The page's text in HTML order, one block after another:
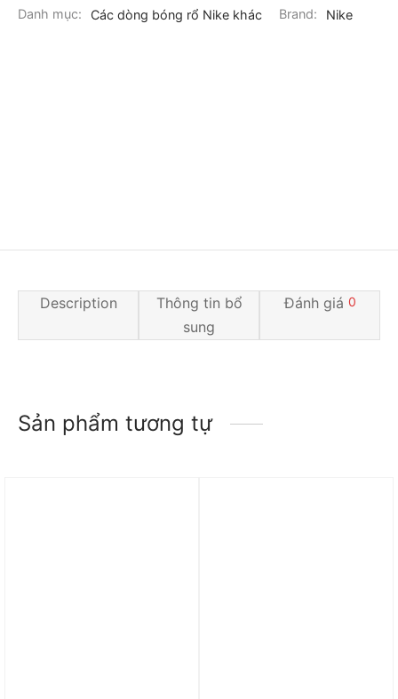
Danh mục:
Các dòng bóng rổ Nike khác Brand: Nike
Description
Thông tin bổ
sung
Đánh giá 0
Sản phẩm tương tự